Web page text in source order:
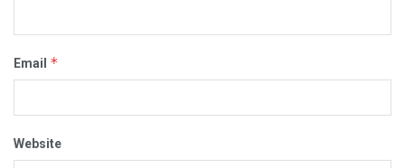
Email *
Website